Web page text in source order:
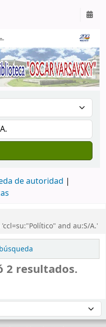
de autoridad
and au:S/A.'
2 resultados.